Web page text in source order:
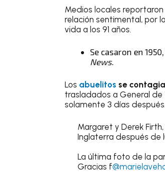
Medios locales
relación sentimental, por
vida a los 91 años.
Se casaron en
News.
Los abuelitos se
trasladados a General de
solamente 3 días después.
Margaret y Derek
Inglaterra después de
La última foto de la
Gracias f